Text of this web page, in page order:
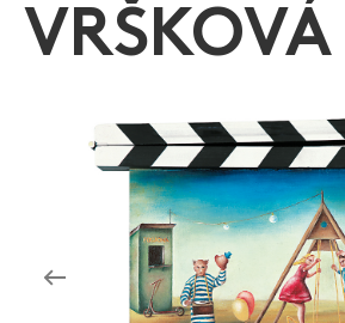
O projektu
Aktuality
Zlín Film Festival
VRŠKOVÁ